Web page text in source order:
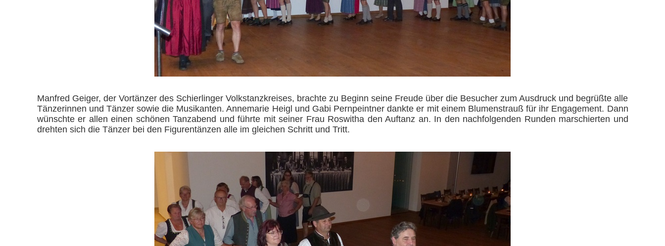
Manfred Geiger, der Vortänzer des Schierlinger Volkstanzkreises, brachte zu Beginn seine Freude über die Besucher zum Ausdruck und begrüßte alle
Tänzerinnen und Tänzer sowie die Musikanten. Annemarie Heigl und Gabi Pernpeintner dankte er mit einem Blumenstrauß für ihr Engagement. Dann
wünschte er allen einen schönen Tanzabend und führte mit seiner Frau Roswitha den Auftanz an. In den nachfolgenden Runden marschierten und
drehten sich die Tänzer bei den Figurentänzen alle im gleichen Schritt und Tritt.